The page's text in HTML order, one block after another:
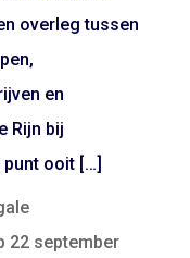
overleg tussen
en
Rijn bij
ooit […]
22 september